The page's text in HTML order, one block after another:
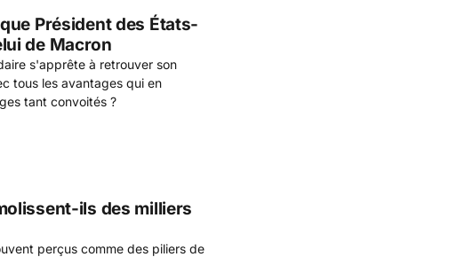
Président des États-
de Macron
s'apprête à retrouver son
tous les avantages qui en
tant convoités ?
ils des milliers
perçus comme des piliers de